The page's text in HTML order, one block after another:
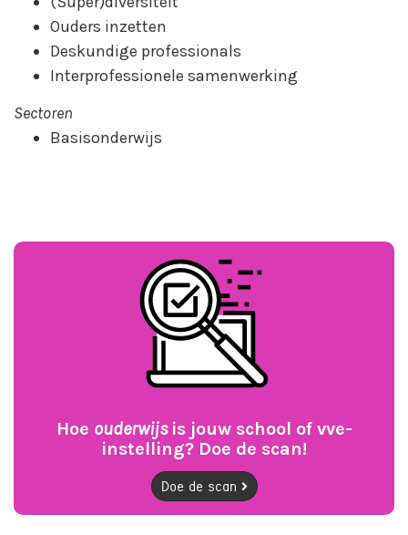
Ouders inzetten
Deskundige professionals
Interprofessionele samenwerking
Sectoren
Basisonderwijs
Hoe ouderwijs is jouw school of vve-
instelling? Doe de scan!
Doe de scan